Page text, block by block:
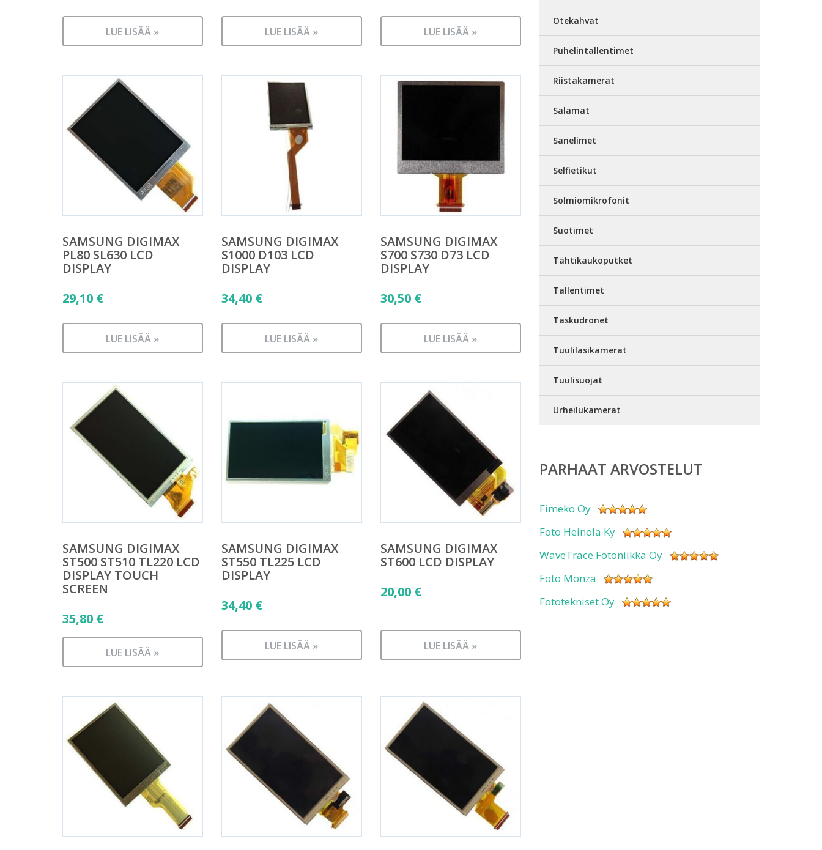
LUE LISÄÄ » LUE LISÄÄ » LUE LISÄÄ »
SAMSUNG DIGIMAX
PL80 SL630 LCD
DISPLAY
29,10 €
LUE LISÄÄ »
SAMSUNG DIGIMAX
S1000 D103 LCD
DISPLAY
34,40 €
LUE LISÄÄ »
SAMSUNG DIGIMAX
S700 S730 D73 LCD
DISPLAY
30,50 €
LUE LISÄÄ »
SAMSUNG DIGIMAX
ST500 ST510 TL220 LCD
DISPLAY TOUCH
SCREEN
35,80 €
LUE LISÄÄ »
SAMSUNG DIGIMAX
ST550 TL225 LCD
DISPLAY
34,40 €
LUE LISÄÄ »
SAMSUNG DIGIMAX
ST600 LCD DISPLAY
20,00 €
LUE LISÄÄ »
Otekahvat
Puhelintallentimet
Riistakamerat
Salamat
Sanelimet
Selfietikut
Solmiomikrofonit
Suotimet
Tähtikaukoputket
Tallentimet
Taskudronet
Tuulilasikamerat
Tuulisuojat
Urheilukamerat
PARHAAT ARVOSTELUT
Fimeko Oy
Foto Heinola Ky
WaveTrace Fotoniikka Oy
Foto Monza
Fototekniset Oy